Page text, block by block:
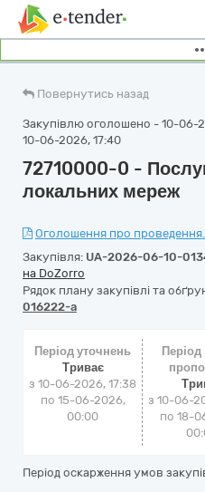
Повернутись назад
Закупівлю оголошено - 10-06-
10-06-2026, 17:40
72710000-0 -
локальних мереж
Оголошення про
Закупівля: UA-2026-06-10-
на DoZorro
Рядок плану закупівлі та
016222-a
Період уточнень
Триває
з 10-06-2026, 17:38
по 15-06-2026,
00:00
Період
з 10-06-
по 18-
Період оскарження умов